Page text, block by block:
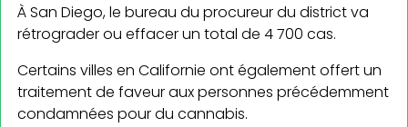
À San Diego, le bureau du procureur du district va
rétrograder ou effacer un total de 4 700 cas.
Certains villes en Californie ont également offert un
traitement de faveur aux personnes précédemment
condamnées pour du cannabis.